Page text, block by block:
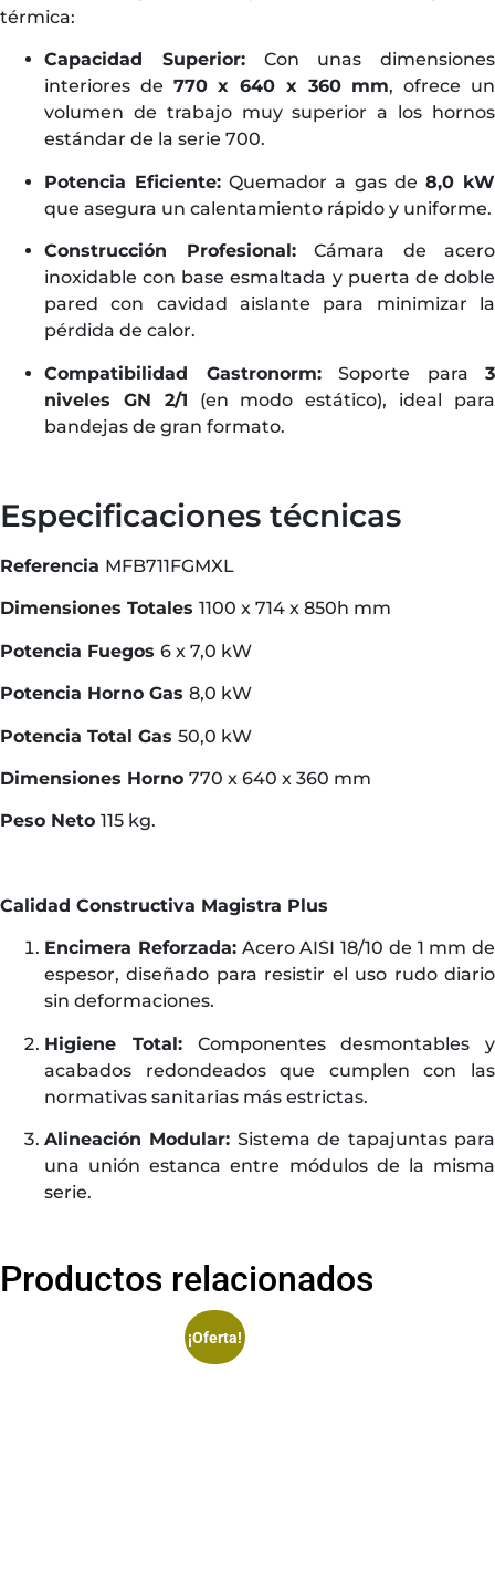
térmica:
Capacidad Superior:Con unas dimensiones
interiores de 770 x 640 x 360 mm, ofrece un
volumen de trabajo muy superior a los hornos
estándar de la serie 700.
Potencia Eficiente: Quemador a gas de 8,0 kW
que asegura un calentamiento rápido y uniforme.
Construcción Profesional:Cámara de acero
inoxidable con base esmaltada y puerta de doble
pared con cavidad aislante para minimizar la
pérdida de calor.
Compatibilidad Gastronorm:Soporte para 3
niveles GN 2/1 (en modo estático), ideal para
bandejas de gran formato.
Especificaciones técnicas
Referencia MFB711FGMXL
Dimensiones Totales 1100 x 714 x 850h mm
Potencia Fuegos 6 x 7,0 kW
Potencia Horno Gas 8,0 kW
Potencia Total Gas 50,0 kW
Dimensiones Horno 770 x 640 x 360 mm
Peso Neto 115 kg.
Calidad Constructiva Magistra Plus
Encimera Reforzada:Acero AISI 18/10 de 1 mm de
espesor, diseñado para resistir el uso rudo diario
sin deformaciones.
Higiene Total:Componentes desmontables y
acabados redondeados que cumplen con las
normativas sanitarias más estrictas.
Alineación Modular: Sistema de tapajuntas para
una unión estanca entre módulos de la misma
serie.
Productos relacionados
¡Oferta!